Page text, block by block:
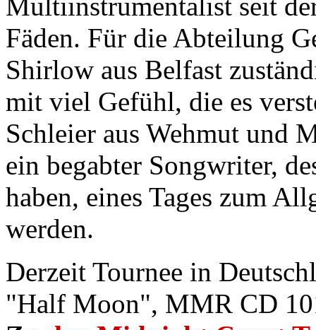
Fäden. Für die Abteilung
Shirlow aus Belfast
mit viel Gefühl, die es
Schleier aus Wehmut und
ein begabter Songwriter,
haben, eines Tages zum
werden.
Derzeit Tournee in
"Half Moon", MMR CD